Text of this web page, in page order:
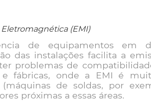
(EMI)
de equipamentos em
das instalações facilita a
problemas de
e fábricas, onde a EMI é
(máquinas de soldas, por
próximas a essas áreas.